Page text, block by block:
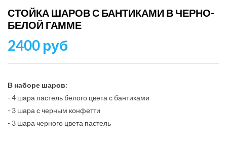
Красный
и
с
с
СТОЙКА ШАРОВ С БАНТИКАМИ В ЧЕРНО-
БЕЛОЙ ГАММЕ
2400 руб
В наборе шаров:
- 4 шара пастель белого цвета с бантиками
- 3 шара с черным конфетти
- 3 шара черного цвета пастель